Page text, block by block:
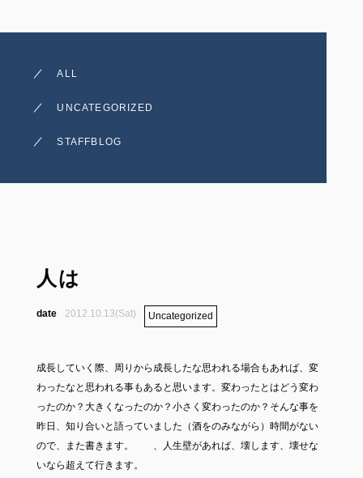
ALL
UNCATEGORIZED
STAFFBLOG
人は
2012.10.13(Sat) Uncategorized
成長していく際、周りから成長したな思われる場合もあれば、変
わったなと思われる事もあると思います。変わったとはどう変わ
ったのか？大きくなったのか？小さく変わったのか？そんな事を
昨日、知り合いと語っていました（酒をのみながら）時間がない
ので、また書きます。 、人生壁があれば、壊します、壊せな
いなら超えて行きます。